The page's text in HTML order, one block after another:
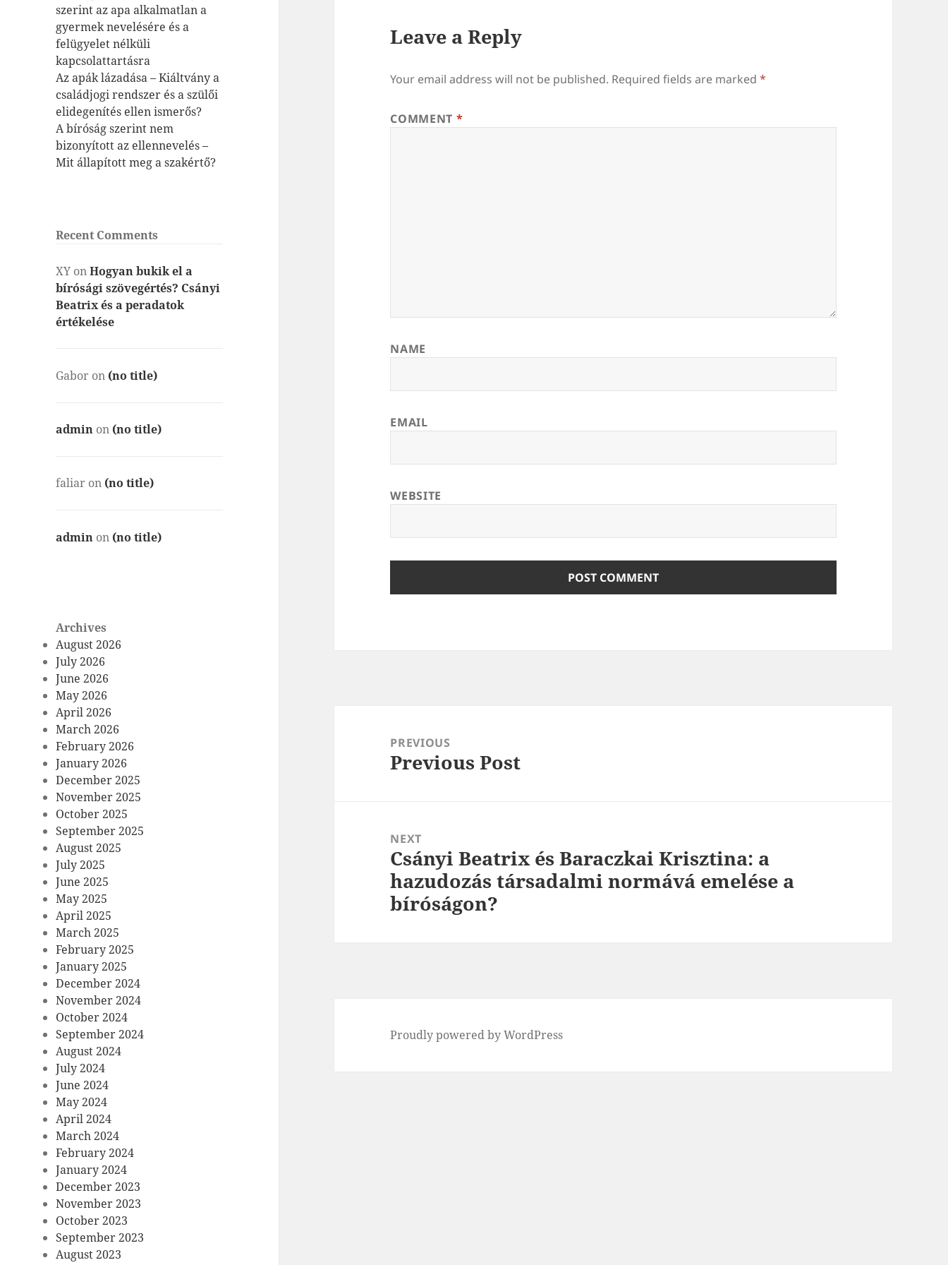
szerint az apa alkalmatlan a
gyermek nevelésére és a
felügyelet nélküli
kapcsolattartásra
Az apák lázadása – Kiáltvány a
családjogi rendszer és a szülői
elidegenítés ellen ismerős?
A bíróság szerint nem
bizonyított az ellennevelés –
Mit állapított meg a szakértő?
Recent Comments
XY onHogyan bukik el a
bírósági szövegértés? Csányi
Beatrix és a peradatok
értékelése
Gabor on (no title)
admin on (no title)
faliar on (no title)
admin on (no title)
Archives
August 2026
July 2026
June 2026
May 2026
April 2026
March 2026
February 2026
January 2026
December 2025
November 2025
October 2025
September 2025
August 2025
July 2025
June 2025
May 2025
April 2025
March 2025
February 2025
January 2025
December 2024
November 2024
October 2024
September 2024
August 2024
July 2024
June 2024
May 2024
April 2024
March 2024
February 2024
January 2024
December 2023
November 2023
October 2023
September 2023
August 2023
Leave a Reply
Your email address will not be published. Required fields are marked*
COMMENT *
NAME
EMAIL
WEBSITE
navigationPREVIOUS
Previous
Previous Post
NEXT
Next
post:
Csányi Beatrix és Baraczkai Krisztina: a
hazudozás társadalmi normává emelése a
bíróságon?
Proudly powered by WordPress